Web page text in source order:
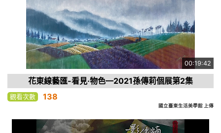
00:19:42
花東線藝匯-看見·物色—2021孫傳莉個展第2集
觀看次數 138
國立臺東生活美學館 上傳